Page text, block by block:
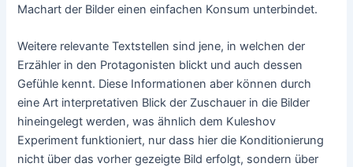
Machart der Bilder einen einfachen Konsum unterbindet.
Weitere relevante Textstellen sind jene, in welchen der
Erzähler in den Protagonisten blickt und auch dessen
Gefühle kennt. Diese Informationen aber können durch
eine Art interpretativen Blick der Zuschauer in die Bilder
hineingelegt werden, was ähnlich dem Kuleshov
Experiment funktioniert, nur dass hier die Konditionierung
nicht über das vorher gezeigte Bild erfolgt, sondern über